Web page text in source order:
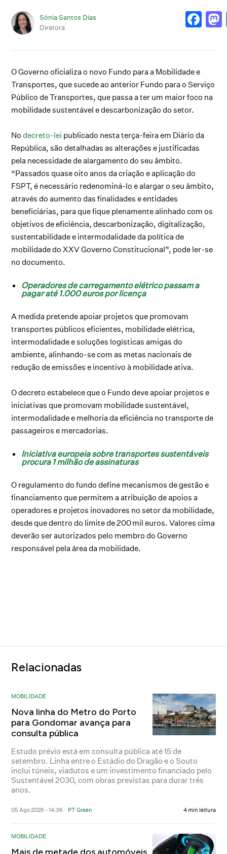
Sónia Santos Dias
Diretora
O Governo oficializa o novo Fundo para a Mobilidade e
Transportes, que sucede ao anterior Fundo para o Serviço
Público de Transportes, que passa a ter um maior foco na
mobilidade sustentável e descarbonização do setor.
Nodecreto-lei publicado nesta terça-feira em Diário da
República, são detalhadas as alterações e justificadas
pela necessidade de alargamento do seu âmbito.
“Passados quase oito anos da criação e aplicação do
FSPT, é necessário redenominá-lo e alargar o seu âmbito,
através do aumento das finalidades e entidades
beneficiárias, para que fique plenamente alinhado com os
objetivos de eficiência, descarbonização, digitalização,
sustentabilidade e intermodalidade da política de
mobilidade do XXV Governo Constitucional”, pode ler-se
no documento.
Operadores de carregamento elétrico passam a
pagar até 1.000 euros por licença
A medida pretende apoiar projetos que promovam
transportes públicos eficientes, mobilidade elétrica,
intermodalidade e soluções logísticas amigas do
ambiente, alinhando-se com as metas nacionais de
redução de emissões e incentivo à mobilidade ativa.
O decreto estabelece que o Fundo deve apoiar projetos e
iniciativas que promovam mobilidade sustentável,
intermodalidade e melhoria da eficiência no transporte de
passageiros e mercadorias.
Iniciativa europeia sobre transportes sustentáveis
procura 1 milhão de assinaturas
O regulamento do fundo define mecanismos de gestão e
financiamento que permitem a atribuição de apoios a
operadores e projetos inovadores no setor da mobilidade,
desde que dentro do limite de 200 mil euros. Valores cima
deverão ser autorizados pelo membro do Governo
responsável pela área da mobilidade.
Relacionadas
MOBILIDADE
Nova linha do Metro do Porto
para Gondomar avança para
consulta pública
Estudo prévio está em consulta pública até 15 de
setembro. Linha entre o Estádio do Dragão e o Souto
inclui túneis, viadutos e um investimento financiado pelo
Sustentável 2030, com obras previstas para durar três
anos.
05 Ago 2026 - 14:36 PT Green 4 min leitura
MOBILIDADE
Mais de metade dos automóveis